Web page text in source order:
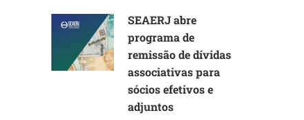
SEAERJ abre
programa de
remissão de dívidas
associativas para
sócios efetivos e
adjuntos